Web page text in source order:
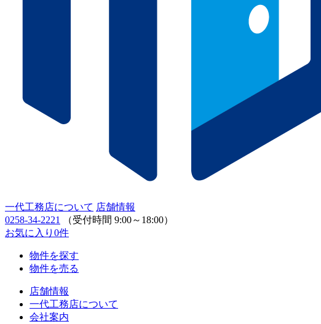
一代工務店について 店舗情報
0258-34-2221
（受付時間 9:00～18:00）
お気に入り 0件
物件を探す
物件を売る
店舗情報
一代工務店について
会社案内